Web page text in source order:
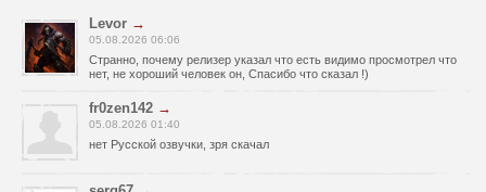
Levor →
05.08.2026 06:06
Странно, почему релизер указал что есть видимо просмотрел что
нет, не хороший человек он, Спасибо что сказал !)
fr0zen142 →
05.08.2026 01:40
нет Русской озвучки, зря скачал